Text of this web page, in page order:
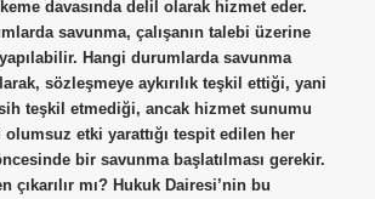
davasında delil olarak hizmet eder.
savunma, çalışanın talebi üzerine
Hangi durumlarda savunma
sözleşmeye aykırılık teşkil ettiği, yani
teşkil etmediği, ancak hizmet sunumu
etki yarattığı tespit edilen her
bir savunma başlatılması gerekir.
çıkarılır mı? Hukuk Dairesi’nin bu